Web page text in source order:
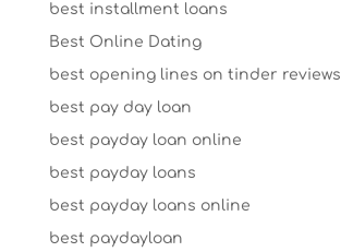
best installment loans
Best Online Dating
best opening lines on tinder reviews
best pay day loan
best payday loan online
best payday loans
best payday loans online
best paydayloan